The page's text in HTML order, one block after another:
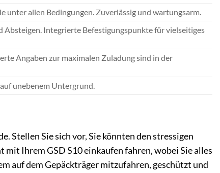
unter allen Bedingungen. Zuverlässig und wartungsarm.
Integrierte Befestigungspunkte für vielseitiges
Angaben zur maximalen Zuladung sind in der
unebenem Untergrund.
Stellen Sie sich vor, Sie könnten den stressigen
Ihrem GSD S10 einkaufen fahren, wobei Sie alles
auf dem Gepäckträger mitzufahren, geschützt und